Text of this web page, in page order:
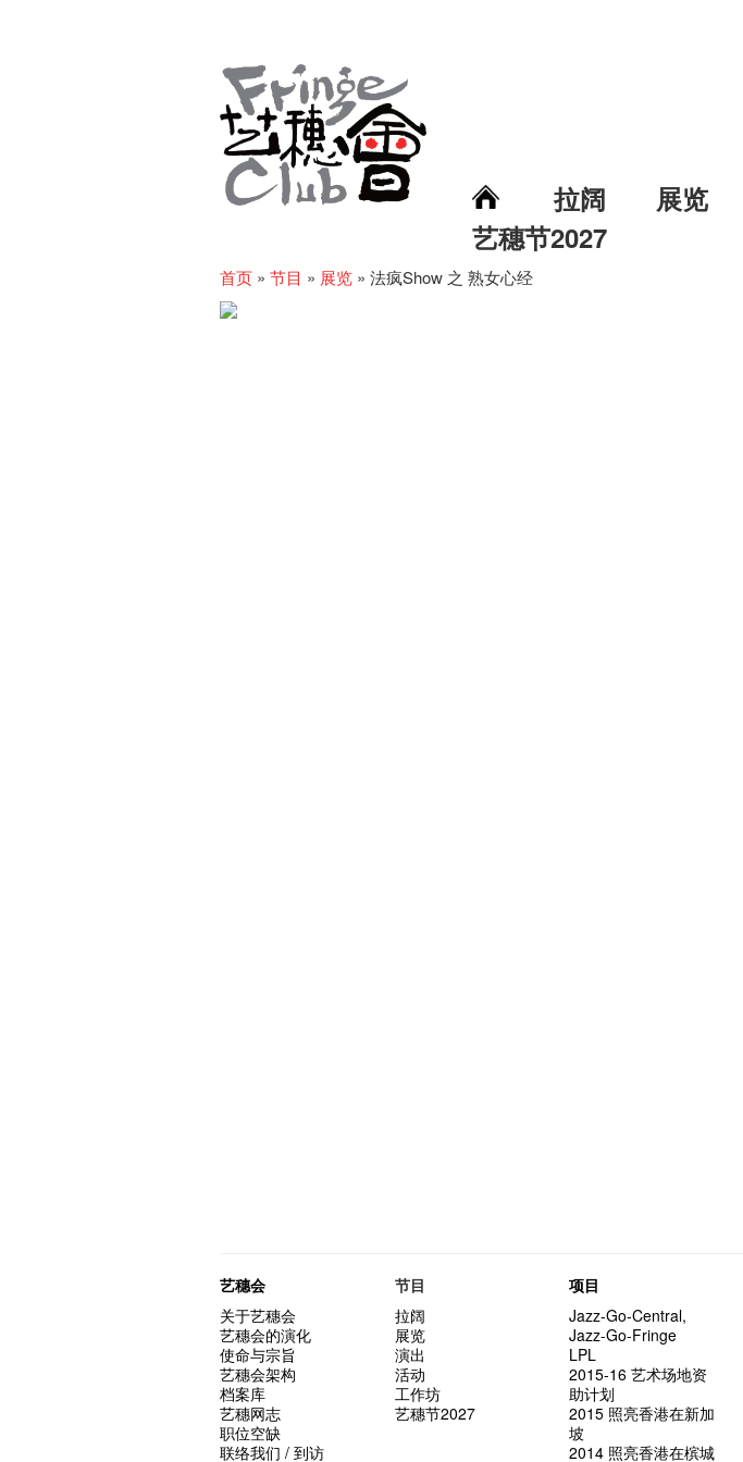
拉阔 展览
艺穗节2027
首页 » 节目 » 展览 » 法疯Show 之 熟女心经
艺穗会
关于艺穗会
艺穗会的演化
使命与宗旨
艺穗会架构
档案库
艺穗网志
职位空缺
联络我们 / 到访
节目
拉阔
展览
演出
活动
工作坊
艺穗节2027
项目
Jazz-Go-Central,
Jazz-Go-Fringe
LPL
2015-16 艺术场地资
助计划
2015 照亮香港在新加
坡
2014 照亮香港在槟城